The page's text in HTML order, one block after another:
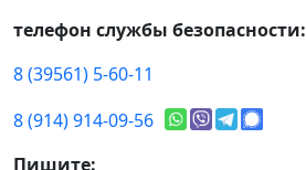
телефон службы безопасности:
8 (39561) 5-60-11
8 (914) 914-09-56
Пишите: